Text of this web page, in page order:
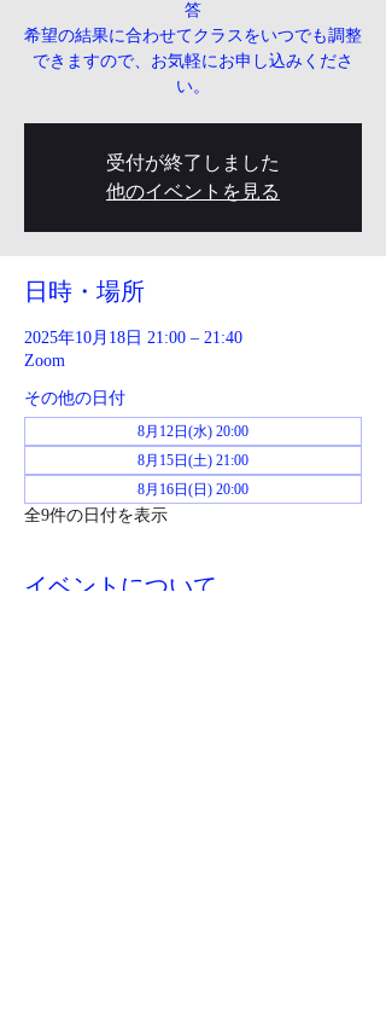
答
希望の結果に合わせてクラスをいつでも調整
できますので、お気軽にお申し込みくださ
い。
受付が終了しました
他のイベントを見る
日時・場所
2025年10月18日 21:00 – 21:40
Zoom
その他の日付
8月12日(水) 20:00
8月15日(土) 21:00
8月16日(日) 20:00
全9件の日付を表示
イベントについて